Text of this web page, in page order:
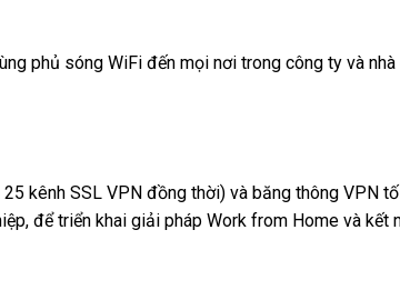
phủ sóng WiFi đến mọi nơi trong công ty và
kênh SSL VPN đồng thời) và băng thông VPN
để triển khai giải pháp Work from Home và kết